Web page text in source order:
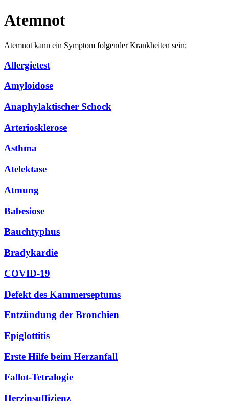
Atemnot
Atemnot kann ein Symptom folgender Krankheiten sein:
Allergietest
Amyloidose
Anaphylaktischer Schock
Arteriosklerose
Asthma
Atelektase
Atmung
Babesiose
Bauchtyphus
Bradykardie
COVID-19
Defekt des Kammerseptums
Entzündung der Bronchien
Epiglottitis
Erste Hilfe beim Herzanfall
Fallot-Tetralogie
Herzinsuffizienz